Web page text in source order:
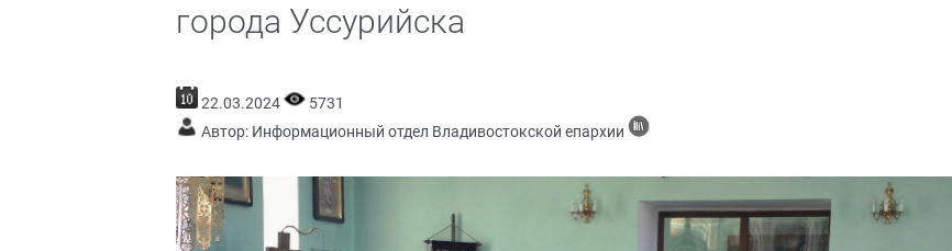
города Уссурийска
22.03.2024
5731
Автор: Информационный отдел Владивостокской епархии